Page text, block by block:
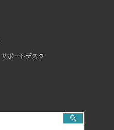
サポートデスク